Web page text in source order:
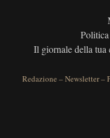
Il giornale della tua
Redazione –Newsletter–